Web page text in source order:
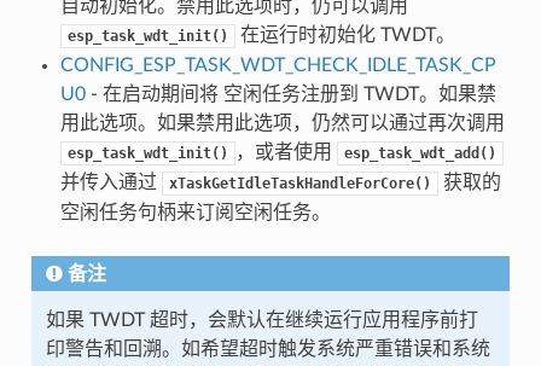
自动初始化。禁用此选项时，仍可以调用
esp_task_wdt_init()
在运行时初始化 TWDT。
CONFIG_ESP_TASK_WDT_CHECK_IDLE_TASK_CP
U0- 在启动期间将 空闲任务注册到 TWDT。如果禁
用此选项。如果禁用此选项，仍然可以通过再次调用
esp_task_wdt_init() ，或者使用 esp_task_wdt_add()
并传入通过 xTaskGetIdleTaskHandleForCore()
获取的
空闲任务句柄来订阅空闲任务。
备注
如果 TWDT 超时，会默认在继续运行应用程序前打
印警告和回溯。如希望超时触发系统严重错误和系统